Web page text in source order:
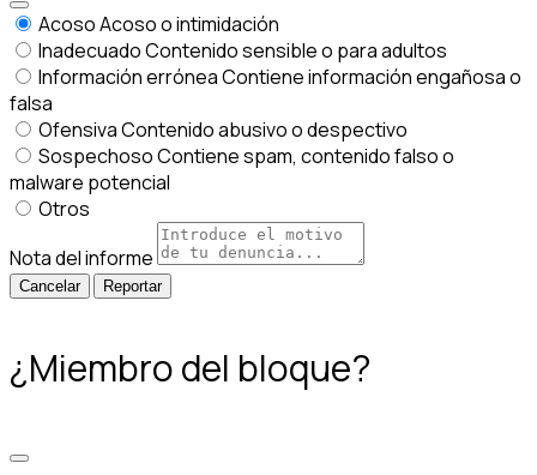
AcosoAcoso o intimidación
InadecuadoContenido sensible o para adultos
Información erróneaContiene información engañosa o
falsa
OfensivaContenido abusivo o despectivo
SospechosoContiene spam, contenido falso o
malware potencial
Otros
Nota del informe
Reportar
¿Miembro del bloque?